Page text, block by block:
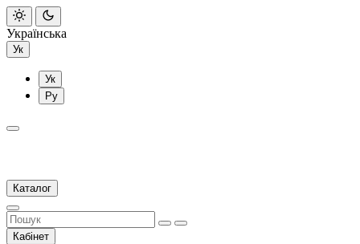
Українська
Ук
Ук
Ру
Каталог
Кабінет